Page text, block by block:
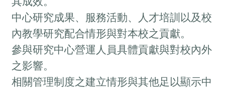
中心研究成果、服務活動、人才培訓以及校
內教學研究配合情形與對本校之貢獻。
參與研究中心營運人員具體貢獻與對校內外
之影響。
相關管理制度之建立情形與其他足以顯示中